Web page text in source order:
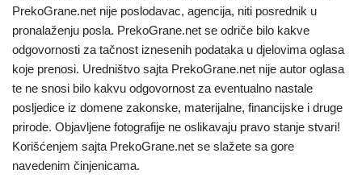
PrekoGrane.net nije poslodavac, agencija, niti posrednik u
pronalaženju posla. PrekoGrane.net se odriče bilo kakve
odgovornosti za tačnost iznesenih podataka u djelovima oglasa
koje prenosi. Uredništvo sajta PrekoGrane.net nije autor oglasa
te ne snosi bilo kakvu odgovornost za eventualno nastale
posljedice iz domene zakonske, materijalne, financijske i druge
prirode. Objavljene fotografije ne oslikavaju pravo stanje stvari!
Korišćenjem sajta PrekoGrane.net se slažete sa gore
navedenim činjenicama.